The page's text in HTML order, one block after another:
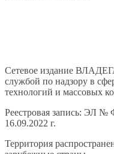
Сетевое издание
службой по надзору в
технологий и массовых
Реестровая запись: ЭЛ №
16.09.2022 г.
Территория